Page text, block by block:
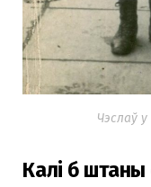
Чэслаў
Калі б штаны